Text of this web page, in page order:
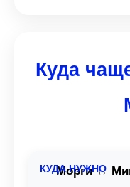
Куда
Морги ↔